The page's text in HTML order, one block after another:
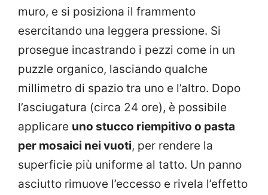
muro, e si posiziona il frammento
esercitando una leggera pressione. Si
prosegue incastrando i pezzi come in un
puzzle organico, lasciando qualche
millimetro di spazio tra uno e l’altro. Dopo
l’asciugatura (circa 24 ore), è possibile
applicare uno stucco riempitivo o pasta
per mosaici nei vuoti, per rendere la
superficie più uniforme al tatto. Un panno
asciutto rimuove l’eccesso e rivela l’effetto